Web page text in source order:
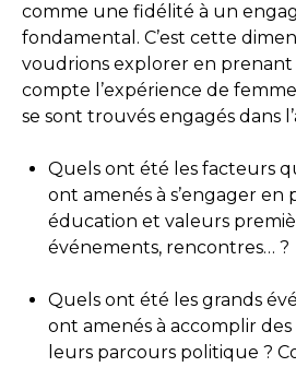
comme une fidélité à un
fondamental. C’est cette
voudrions explorer en
compte l’expérience de
se sont trouvés engagés dans
Quels ont été les facteurs
ont amenés à s’engager en
éducation et valeurs
événements, rencontres… ?
Quels ont été les grands
ont amenés à accomplir
leurs parcours politique ?